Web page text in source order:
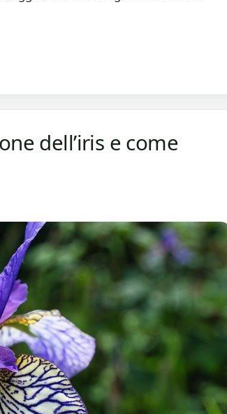
dell’iris e come